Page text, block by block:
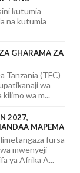
kutumia
na kutumia
GHARAMA ZA
Tanzania (TFC)
wa
wa m...
2027,
MAPEMA
fursa
mwenyeji
ya Afrika A...